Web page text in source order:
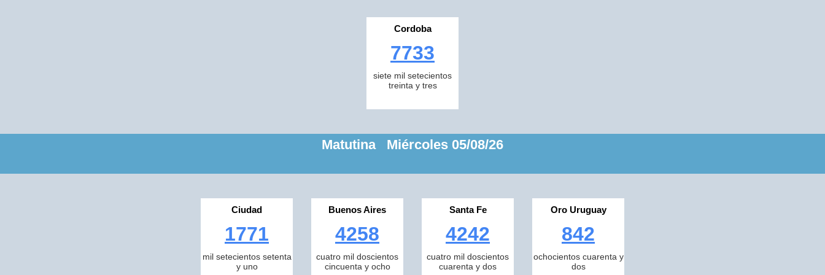
Cordoba
7733
siete mil setecientos
treinta y tres
Matutina Miércoles 05/08/26
Ciudad
1771
mil setecientos setenta
y uno
Buenos Aires
4258
cuatro mil doscientos
cincuenta y ocho
Santa Fe
4242
cuatro mil doscientos
cuarenta y dos
Oro Uruguay
842
ochocientos cuarenta y
dos